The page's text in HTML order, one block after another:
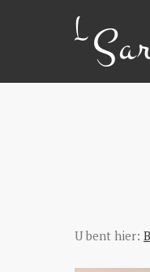
U bent hier: